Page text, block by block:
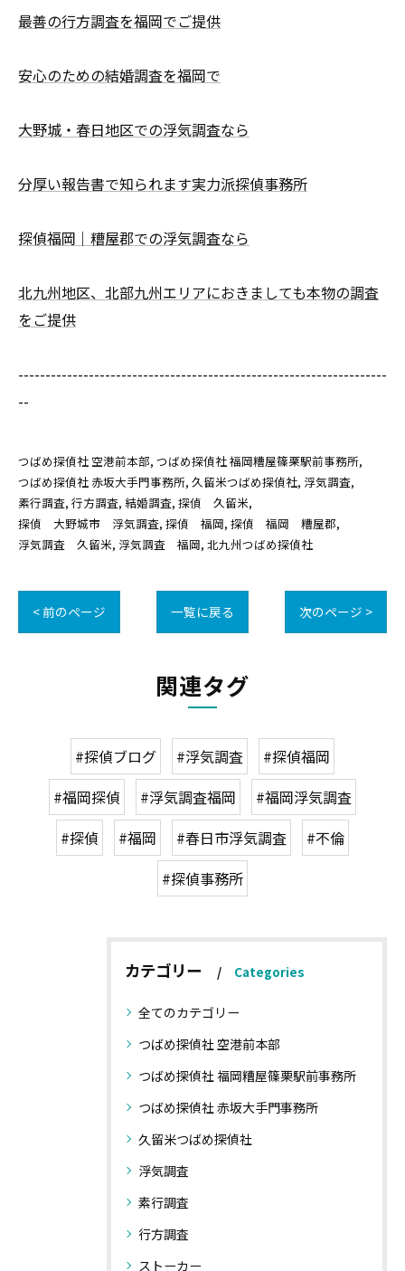
最善の行方調査を福岡でご提供
安心のための結婚調査を福岡で
大野城・春日地区での浮気調査なら
分厚い報告書で知られます実力派探偵事務所
探偵福岡｜糟屋郡での浮気調査なら
北九州地区、北部九州エリアにおきましても本物の調査
をご提供
--------------------------------------------------------------------
--
つばめ探偵社 空港前本部 つばめ探偵社 福岡糟屋篠栗駅前事務所
つばめ探偵社 赤坂大手門事務所 久留米つばめ探偵社 浮気調査
素行調査 行方調査 結婚調査 探偵 久留米
探偵 大野城市 浮気調査 探偵 福岡 探偵 福岡 糟屋郡
浮気調査 久留米 浮気調査 福岡 北九州つばめ探偵社
< 前のページ 一覧に戻る 次のページ >
関連タグ
#探偵ブログ #浮気調査
#探偵福岡
#福岡探偵
#浮気調査福岡
#福岡浮気調査
#探偵
#福岡 #春日市浮気調査
#不倫
#探偵事務所
カテゴリー Categories
全てのカテゴリー
つばめ探偵社 空港前本部
つばめ探偵社 福岡糟屋篠栗駅前事務所
つばめ探偵社 赤坂大手門事務所
久留米つばめ探偵社
浮気調査
素行調査
行方調査
ストーカー